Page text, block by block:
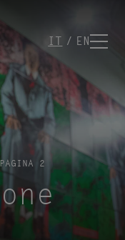
IT EN
PAGINA 2